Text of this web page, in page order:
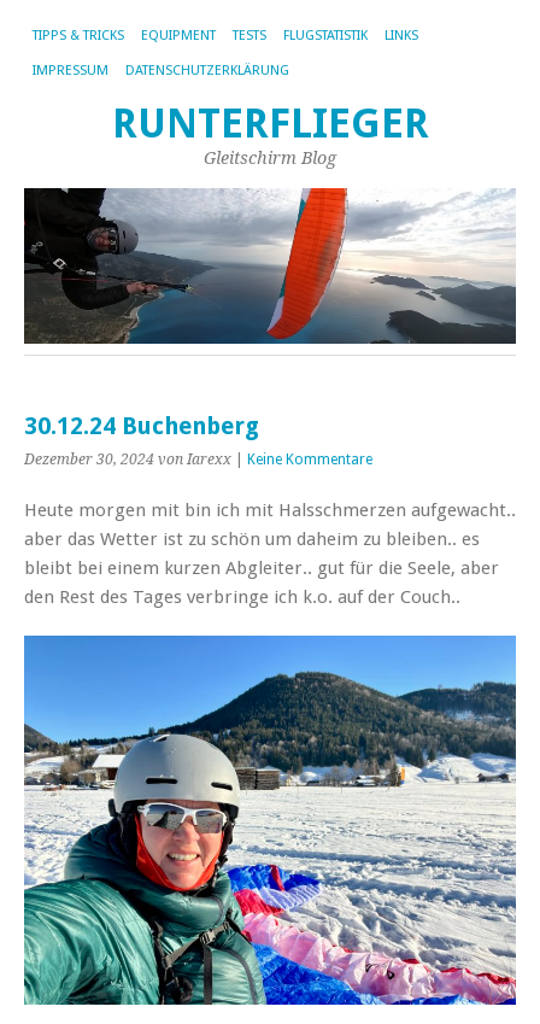
TIPPS & TRICKS EQUIPMENT TESTS FLUGSTATISTIK LINKS
IMPRESSUM DATENSCHUTZERKLÄRUNG
RUNTERFLIEGER
Gleitschirm Blog
30.12.24 Buchenberg
Dezember 30, 2024 von Iarexx Keine Kommentare
Heute morgen mit bin ich mit Halsschmerzen aufgewacht..
aber das Wetter ist zu schön um daheim zu bleiben.. es
bleibt bei einem kurzen Abgleiter.. gut für die Seele, aber
den Rest des Tages verbringe ich k.o. auf der Couch..